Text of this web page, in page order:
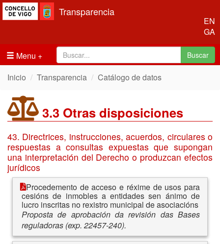
EN
GA
Transparencia
Menu Buscar
Inicio Transparencia Catálogo de datos
3.3 Otras disposiciones
43. Directrices, instrucciones, acuerdos, circulares o
respuestas a consultas expuestas que supongan
una interpretación del Derecho o produzcan efectos
jurídicos
Procedemento de acceso e réxime de usos para
cesións de inmobles a entidades sen ánimo de
lucro inscritas no rexistro municipal de asociacións
Proposta de aprobación da revisión das Bases
reguladoras (exp. 22457-240).